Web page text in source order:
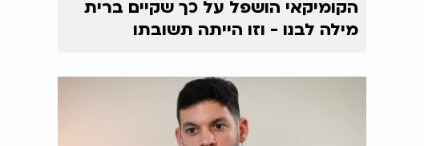
הקומיקאי הושפל על כך שקיים ברית
מילה לבנו - וזו הייתה תשובתו